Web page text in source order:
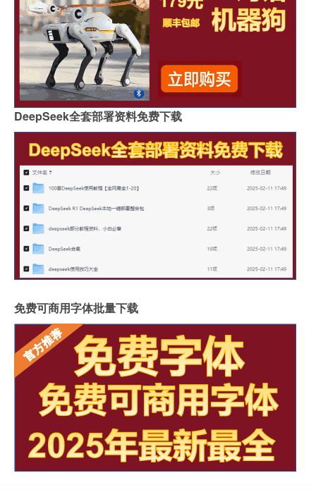
DeepSeek全套部署资料免费下载
免费可商用字体批量下载